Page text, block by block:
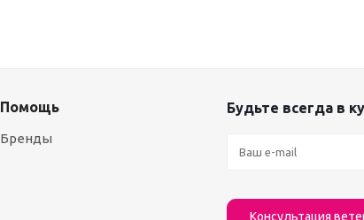
Помощь
Бренды
Будьте всегда в
Консультация